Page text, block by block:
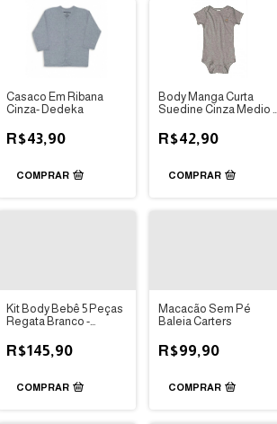
Casaco Em Ribana
Cinza- Dedeka
R$43,90
COMPRAR
Body Manga Curta
Suedine Cinza Medio -
R$42,90
COMPRAR
Kit Body Bebê 5 Peças
Regata Branco -
R$145,90
COMPRAR
Macacão Sem Pé
Baleia Carters
R$99,90
COMPRAR